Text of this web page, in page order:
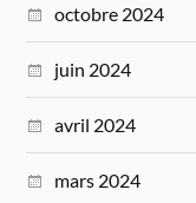
octobre 2024
juin 2024
avril 2024
mars 2024